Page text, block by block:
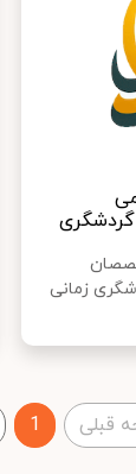
گردشگری
زمانی
قبلی 1